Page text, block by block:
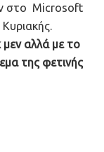
στο Microsoft
αλλά με το
της φετινής